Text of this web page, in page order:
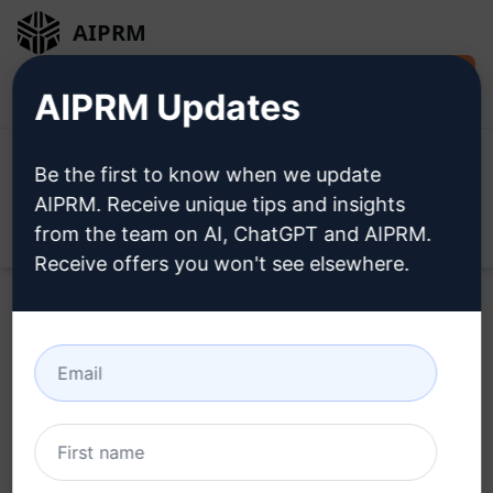
AIPRM
Home / AI Prompts für ChatGPT / SEO Prompts / Writing
Prompts /
AIPRM Updates
Be the first to know when we update
AIPRM. Receive unique tips and insights
from the team on AI, ChatGPT and AIPRM.
Receive offers you won't see elsewhere.